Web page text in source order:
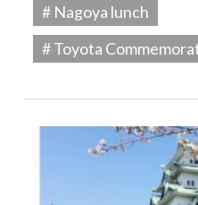
# Nagoya lunch
# Toyota